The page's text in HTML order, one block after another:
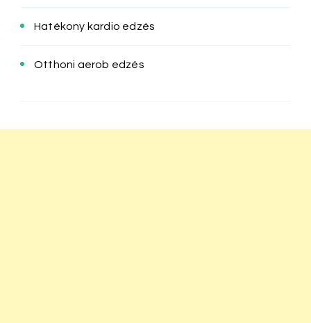
Hatékony kardio edzés
Otthoni aerob edzés